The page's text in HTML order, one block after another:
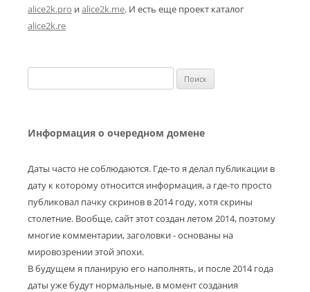
alice2k.pro иalice2k.me. И есть еще проект каталог
alice2k.re
Информация о очередном домене
Даты часто не соблюдаются. Где-то я делал публикации в
дату к которому относится информация, а где-то просто
публиковал пачку скринов в 2014 году, хотя скрины
столетние. Вообще, сайт этот создан летом 2014, поэтому
многие комментарии, заголовки - основаны на
мировозрении этой эпохи.
В будущем я планирую его наполнять, и после 2014 года
даты уже будут нормальные, в момент создания